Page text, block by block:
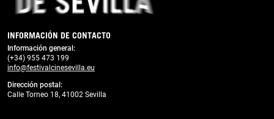
INFORMACIÓN DE CONTACTO
Información general:
(+34) 955 473 199
info@festivalcinesevilla.eu
Dirección postal:
Calle Torneo 18, 41002 Sevilla